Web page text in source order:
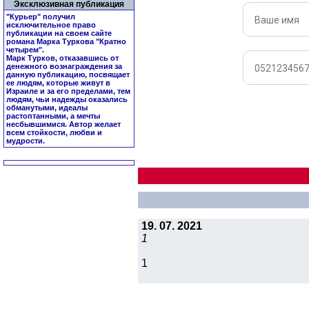
Эксклюзивная публикация
"Курьер" получил
исключительное право
публикации на своем сайте
романа Марка Туркова "Кратно
четырем".
Марк Турков, отказавшись от
денежного вознаграждения за
данную публикацию, посвящает
ее людям, которые живут в
Израиле и за его пределами, тем
людям, чьи надежды оказались
обманутыми, идеалы
растоптанными, а мечты
несбывшимися. Автор желает
всем стойкости, любви и
мудрости.
19. 07. 2021
1
1